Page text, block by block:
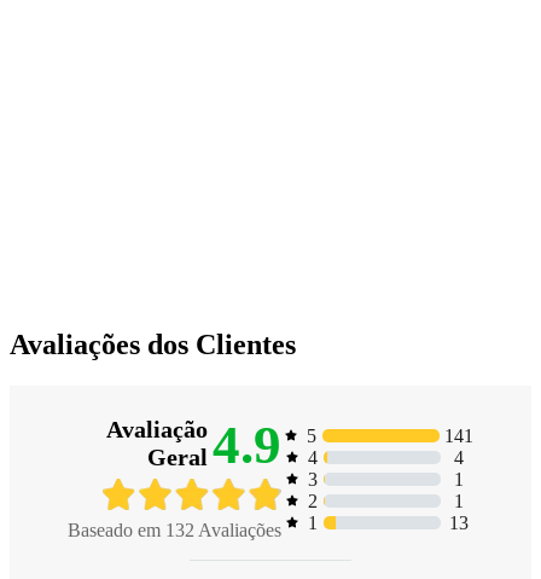
Avaliações dos Clientes
Avaliação
Geral 4.9
Baseado em 132 Avaliações
5
141
4
4
3
1
2
1
1
13